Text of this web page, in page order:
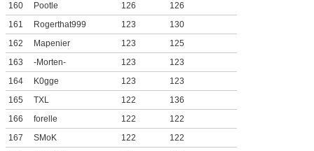
160
Pootle 126
126
161
Rogerthat999 123
130
162
Mapenier 123
125
163
-Morten- 123
123
164
K0gge 123
123
165
TXL 122
136
166
forelle 122
122
167
SMoK 122
122